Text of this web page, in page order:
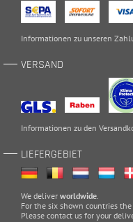
Informationen zu unseren
VERSAND
Informationen zu den
LIEFERGEBIET
We deliver worldwide.
For the six shown countries
Please contact us for your